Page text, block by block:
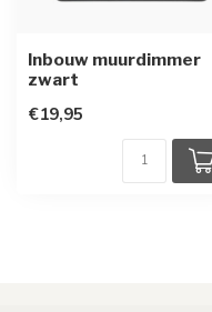
Inbouw muurdimmer
zwart
€19,95